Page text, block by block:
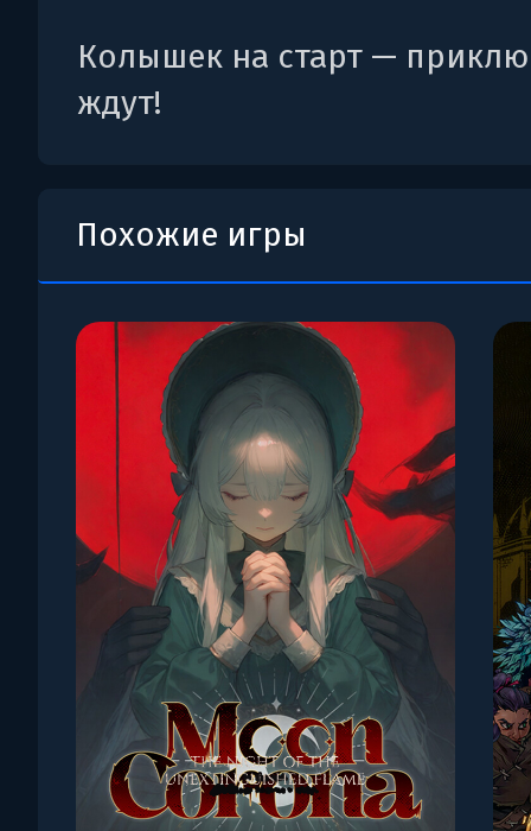
Колышек на старт —
ждут!
Похожие игры